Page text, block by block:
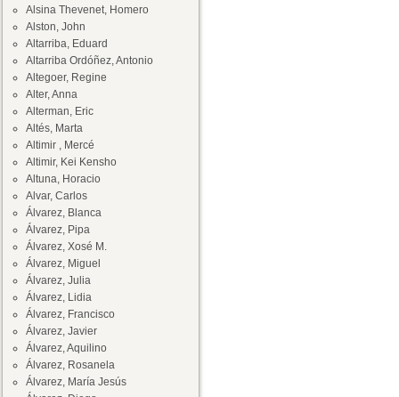
Alsina Thevenet, Homero
Alston, John
Altarriba, Eduard
Altarriba Ordóñez, Antonio
Altegoer, Regine
Alter, Anna
Alterman, Eric
Altés, Marta
Altimir , Mercé
Altimir, Kei Kensho
Altuna, Horacio
Alvar, Carlos
Álvarez, Blanca
Álvarez, Pipa
Álvarez, Xosé M.
Álvarez, Miguel
Álvarez, Julia
Álvarez, Lidia
Álvarez, Francisco
Álvarez, Javier
Álvarez, Aquilino
Álvarez, Rosanela
Álvarez, María Jesús